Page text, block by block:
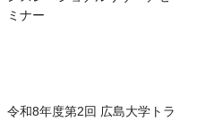
ミナー
令和8年度第2回 広島大学トラ